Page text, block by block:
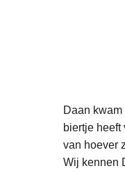
Daan
biertje
van hoever
Wij kennen